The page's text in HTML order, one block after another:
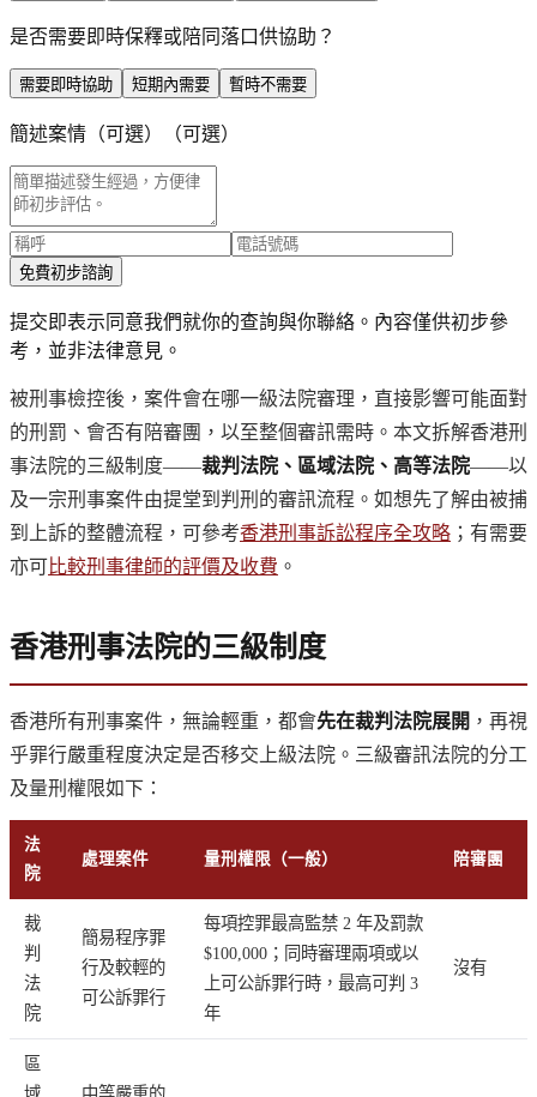
是否需要即時保釋或陪同落口供協助？
需要即時協助 短期內需要 暫時不需要
簡述案情（可選） （可選）
免費初步諮詢
提交即表示同意我們就你的查詢與你聯絡。內容僅供初步參
考，並非法律意見。
被刑事檢控後，案件會在哪一級法院審理，直接影響可能面對
的刑罰、會否有陪審團，以至整個審訊需時。本文拆解香港刑
事法院的三級制度——裁判法院、區域法院、高等法院——以
及一宗刑事案件由提堂到判刑的審訊流程。如想先了解由被捕
到上訴的整體流程，可參考香港刑事訴訟程序全攻略 ；有需要
亦可比較刑事律師的評價及收費 。
香港刑事法院的三級制度
香港所有刑事案件，無論輕重，都會先在裁判法院展開 ，再視
乎罪行嚴重程度決定是否移交上級法院。三級審訊法院的分工
及量刑權限如下：
法
院
處理案件 量刑權限（一般） 陪審團
裁
判
法
院
簡易程序罪
行及較輕的
可公訴罪行
每項控罪最高監禁 2 年及罰款
$100,000；同時審理兩項或以
上可公訴罪行時，最高可判 3
年
沒有
區
域
中等嚴重的